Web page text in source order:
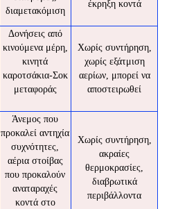
διαμετακόμιση
έκρηξη κοντά
Δονήσεις από
κινούμενα μέρη,
κινητά
καροτσάκια-Σοκ
μεταφοράς
Χωρίς συντήρηση,
χωρίς εξάτμιση
αερίων, μπορεί να
αποστειρωθεί
Άνεμος που
προκαλεί αντηχία
συχνότητες,
αέρια στοίβας
που προκαλούν
αναταραχές
κοντά στο
Χωρίς συντήρηση,
ακραίες
θερμοκρασίες,
διαβρωτικά
περιβάλλοντα